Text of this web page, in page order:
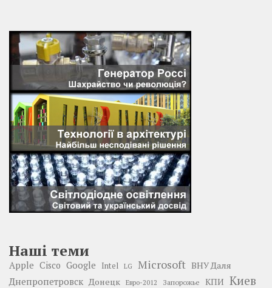
Наші теми
Apple Cisco Google Intel LG Microsoft ВНУ Даля
Днепропетровск Донецк Евро-2012 Запорожье КПИ Киев